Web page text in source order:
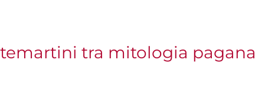
tra mitologia pagana